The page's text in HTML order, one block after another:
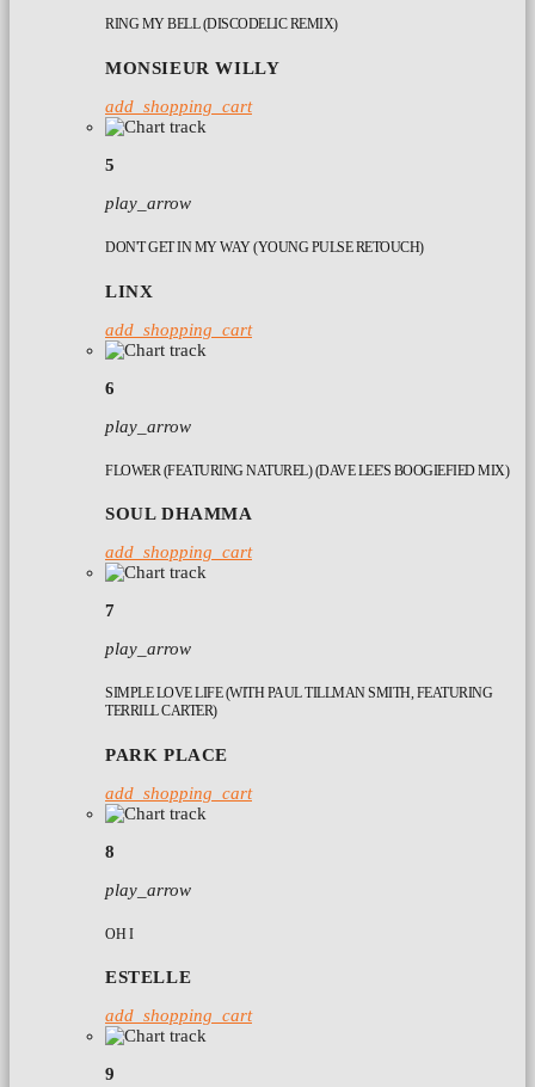
RING MY BELL (DISCODELIC REMIX)
MONSIEUR WILLY
add_shopping_cart
5
play_arrow
DON'T GET IN MY WAY (YOUNG PULSE RETOUCH)
LINX
add_shopping_cart
6
play_arrow
FLOWER (FEATURING NATUREL) (DAVE LEE'S BOOGIEFIED MIX)
SOUL DHAMMA
add_shopping_cart
7
play_arrow
SIMPLE LOVE LIFE (WITH PAUL TILLMAN SMITH, FEATURING
TERRILL CARTER)
PARK PLACE
add_shopping_cart
8
play_arrow
OH I
ESTELLE
add_shopping_cart
9